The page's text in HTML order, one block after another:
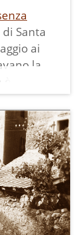
Santa
ai
la
inserito
un
totale
con
da
la scuola
60,